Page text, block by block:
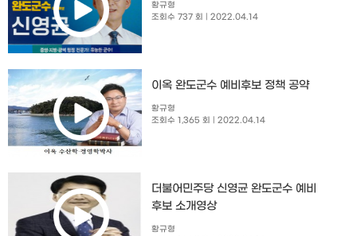
황규형
조회수 737 회
| 2022.04.14
이옥 완도군수 예비후보 정책 공약
황규형
조회수 1,365 회
| 2022.04.14
더불어민주당 신영균 완도군수 예비
후보 소개영상
황규형